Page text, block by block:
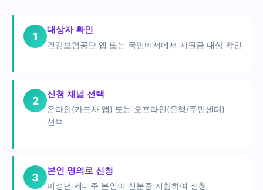
1
대상자 확인
건강보험공단 앱 또는 국민비서에서 지원금 대상 확인
2
신청 채널 선택
온라인(카드사 앱) 또는 오프라인(은행/주민센터)
선택
3
본인 명의로 신청
미성년 세대주 본인이 신분증 지참하여 신청